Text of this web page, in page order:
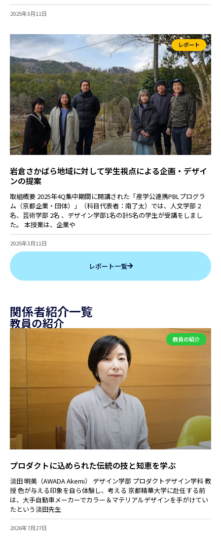
2025年3月11日
レポート
岩倉さかばら地域に対して学生視点による企画・デザイ
ンの提案
取組概要 2025年4Q集中期間に開講された「産学公連携PBLプログラ
ム（京都企業・団体）」（科目代表者：南了太）では、人文学部 2
名、芸術学部 2名 、デザイン学部1名の計5名の学生が受講をしまし
た。 本授業は、企業や
2025年3月11日
レポート一覧
関係者紹介一覧
教員の紹介
教員の紹介
プロダクトに込められた伝統の技と知恵を学ぶ
淡田 明美（AWADA Akemi） デザイン学部 プロダクトデザイン学科 教
授 色が与える印象を自ら体験し、考える 京都精華大学に赴任する前
は、大手自動車メーカーでカラー＆マテリアルデザインを手がけてい
たという淡田先生
2026年7月27日